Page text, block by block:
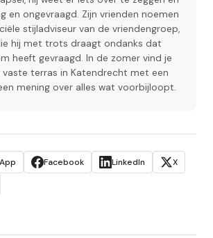
en ongevraagd. Zijn vrienden noemen
stijladviseur van de vriendengroep,
hij met trots draagt ondanks dat
heeft gevraagd. In de zomer vind je
vaste terras in Katendrecht met een
mening over alles wat voorbijloopt.
Facebook LinkedIn
X